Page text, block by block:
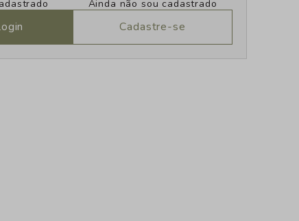
Ainda não sou cadastrado
Cadastre-se